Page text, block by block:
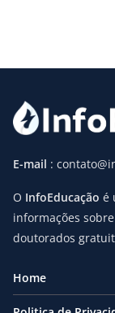
E-mail :
O InfoEducação é
informações
doutorados
Home